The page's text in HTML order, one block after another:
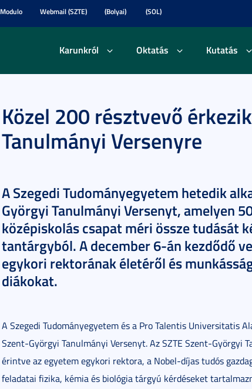
Modulo Webmail (SZTE) (Bolyai) (SOL)
Karunkról Oktatás Kutatás
Közel 200 résztvevő
Tanulmányi Versenyre
A Szegedi Tudományegyetem hetedik
Györgyi Tanulmányi Versenyt, amelyen
középiskolás csapat méri össze tudását
tantárgyból. A december 6-án kezdődő
egykori rektorának életéről és
diákokat.
A Szegedi Tudományegyetem és a Pro Talentis Universitatis
Szent-Györgyi Tanulmányi Versenyt. Az SZTE Szent-
érintve az egyetem egykori rektora, a Nobel-díjas tudós
feladatai fizika, kémia és biológia tárgyú kérdéseket